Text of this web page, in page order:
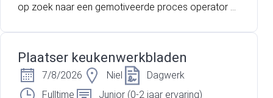
op zoek naar een gemotiveerde proces operator di
Plaatser keukenwerkbladen
7/8/2026 Niel
Dagwerk
Fulltime
Junior (0-2 jaar ervaring)